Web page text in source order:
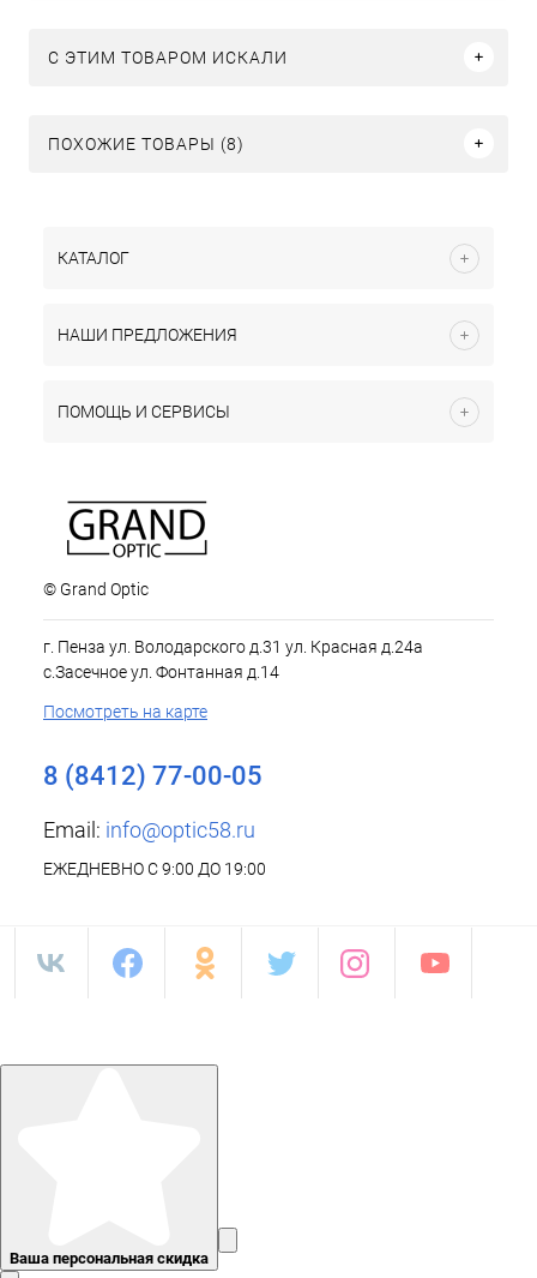
C ЭТИМ ТОВАРОМ ИСКАЛИ
ПОХОЖИЕ ТОВАРЫ (8)
КАТАЛОГ
НАШИ ПРЕДЛОЖЕНИЯ
ПОМОЩЬ И СЕРВИСЫ
© Grand Optic
г. Пенза ул. Володарского д.31 ул. Красная д.24а
с.Засечное ул. Фонтанная д.14
Посмотреть на карте
8 (8412) 77-00-05
Email: info@optic58.ru
ЕЖЕДНЕВНО С 9:00 ДО 19:00
Ваша персональная скидка